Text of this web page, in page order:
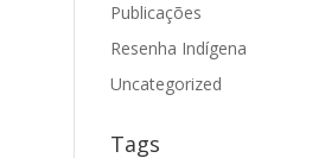
Publicações
Resenha Indígena
Uncategorized
Tags